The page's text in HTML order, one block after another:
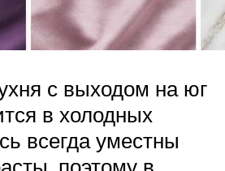
с выходом на юг
в холодных
всегда уместны